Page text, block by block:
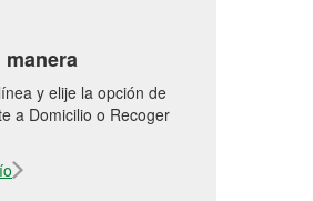
manera
y elije la opción de
a Domicilio o Recoger